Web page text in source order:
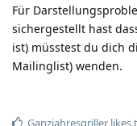
Für
sichergestellt hast
ist) müsstest du dich
Mailinglist) wenden.
Ganzjahresgriller likes